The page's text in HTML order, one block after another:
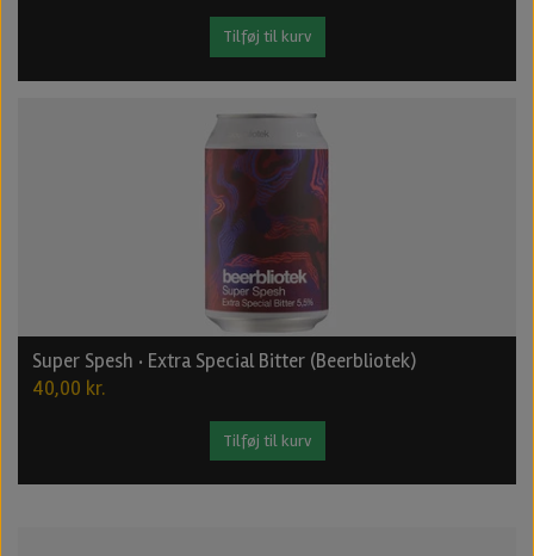
Tilføj til kurv
Super Spesh · Extra Special Bitter (Beerbliotek)
40,00 kr.
Tilføj til kurv